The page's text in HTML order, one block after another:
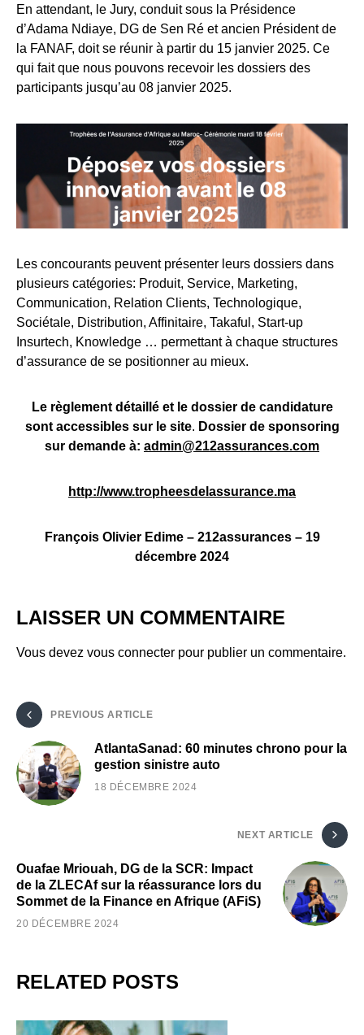
En attendant, le Jury, conduit sous la Présidence
d’Adama Ndiaye, DG de Sen Ré et ancien Président de
la FANAF, doit se réunir à partir du 15 janvier 2025. Ce
qui fait que nous pouvons recevoir les dossiers des
participants jusqu’au 08 janvier 2025.
Les concourants peuvent présenter leurs dossiers dans
plusieurs catégories: Produit, Service, Marketing,
Communication, Relation Clients, Technologique,
Sociétale, Distribution, Affinitaire, Takaful, Start-up
Insurtech, Knowledge … permettant à chaque structures
d’assurance de se positionner au mieux.
Le règlement détaillé et le dossier de candidature
sont accessibles sur le site. Dossier de sponsoring
sur demande à: admin@212assurances.com
http://www.tropheesdelassurance.ma
François Olivier Edime – 212assurances – 19
décembre 2024
LAISSER UN COMMENTAIRE
Vous devez vous connecter pour publier un commentaire.
PREVIOUS ARTICLE
AtlantaSanad: 60 minutes chrono pour la
gestion sinistre auto
18 DÉCEMBRE 2024
NEXT ARTICLE
Ouafae Mriouah, DG de la SCR: Impact
de la ZLECAf sur la réassurance lors du
Sommet de la Finance en Afrique (AFiS)
20 DÉCEMBRE 2024
RELATED POSTS